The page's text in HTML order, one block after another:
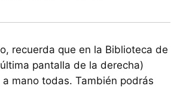
recuerda que en la Biblioteca de
pantalla de la derecha)
mano todas. También podrás